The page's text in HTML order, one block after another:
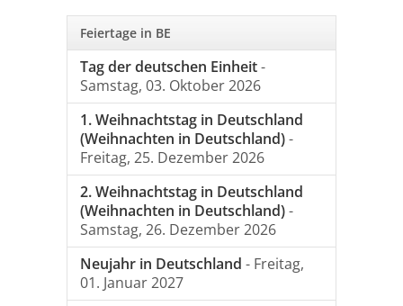
Feiertage in BE
Tag der deutschen Einheit-
Samstag, 03. Oktober 2026
1. Weihnachtstag in Deutschland
(Weihnachten in Deutschland)-
Freitag, 25. Dezember 2026
2. Weihnachtstag in Deutschland
(Weihnachten in Deutschland)-
Samstag, 26. Dezember 2026
Neujahr in Deutschland - Freitag,
01. Januar 2027